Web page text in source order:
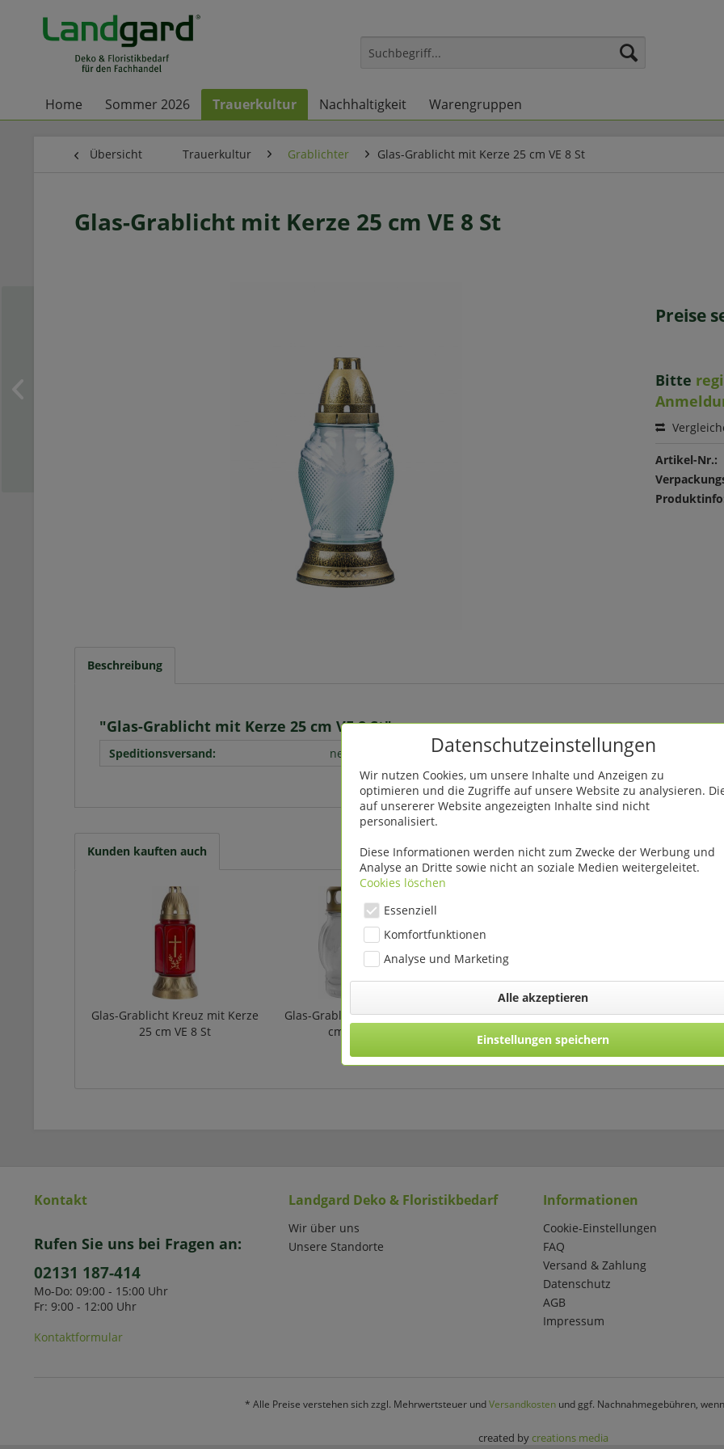
Home Sommer 2026 Trauerkultur Nachhaltigkeit Warengruppen
Übersicht Trauerkultur Grablichter Glas-Grablicht mit Kerze 25 cm VE 8 St
Glas-Grablicht mit Kerze 25 cm VE 8 St
Preise
Bitte
Artikel-Nr.:
Beschreibung
"Glas-Grablicht mit Kerze 25 cm VE 8 St"
Speditionsversand: nein
Kunden kauften auch
Glas-Grablicht Kreuz mit Kerze
25 cm VE 8 St
Glas-Grablicht mit Kerze 10
cm VE 21 St
Glas-Grablicht mit Kerze 10
cm VE 21 St
Glas-
29
Kontakt
Rufen Sie uns bei Fragen an:
02131 187-414
Mo-Do: 09:00 - 15:00 Uhr
Fr: 9:00 - 12:00 Uhr
Kontaktformular
Landgard Deko & Floristikbedarf
Wir über uns
Unsere Standorte
Informationen
Cookie-Einstellungen
FAQ
Versand & Zahlung
Datenschutz
AGB
Impressum
* Alle Preise verstehen sich zzgl. Mehrwertsteuer undVersandkosten und ggf. Nachnahmegebühren,
created by creations media
Datenschutzeinstellungen
Wir nutzen Cookies, um unsere Inhalte und Anzeigen zu
optimieren und die Zugriffe auf unsere Website zu analysieren.
auf unsererer Website angezeigten Inhalte sind nicht
personalisiert.
Diese Informationen werden nicht zum Zwecke der Werbung und
Analyse an Dritte sowie nicht an soziale Medien weitergeleitet.
Cookies löschen
Essenziell
Komfortfunktionen
Analyse und Marketing
Alle akzeptieren
Einstellungen speichern